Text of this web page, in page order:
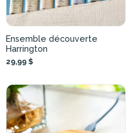
Ensemble découverte
Harrington
29,99 $